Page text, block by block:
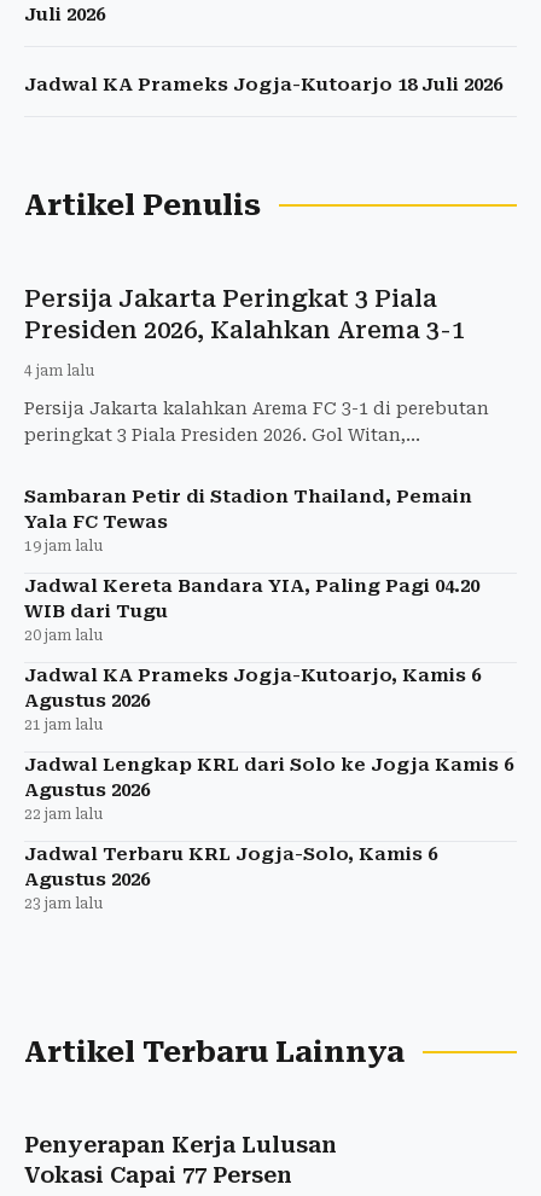
Juli 2026
Jadwal KA Prameks Jogja-Kutoarjo 18 Juli 2026
Artikel Penulis
Persija Jakarta Peringkat 3 Piala
4 jam lalu
Persija Jakarta kalahkan Arema FC 3-1 di perebutan
peringkat 3 Piala Presiden 2026. Gol Witan,
Abdulmanan, dan Dethan bawa Macan Kemayoran
menang.
Sambaran Petir di Stadion Thailand, Pemain
Yala FC Tewas
19 jam lalu
Jadwal Kereta Bandara YIA, Paling Pagi 04.20
21 jam lalu
22 jam lalu
Jadwal Terbaru KRL Jogja-Solo, Kamis 6